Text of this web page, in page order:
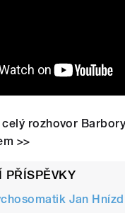
celý rozhovor
>>
PŘÍSPĚVKY
Jan